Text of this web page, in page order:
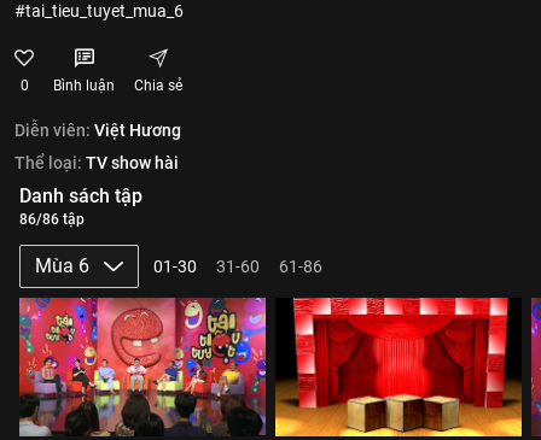
#tai_tieu_tuyet_mua_6
0 Bình luận Chia sẻ
Diễn viên: Việt Hương
Thể loại: TV show hài
Danh sách tập
86/86 tập
Mùa 6 01-30 31-60 61-86